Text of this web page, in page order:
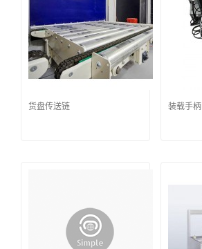
货盘传送链 装载手柄